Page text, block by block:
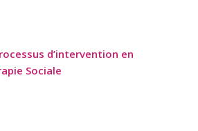
d’intervention en
Sociale